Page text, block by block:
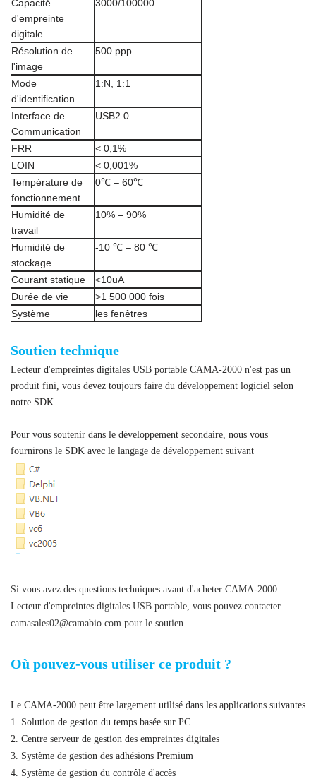
Capacité
d'empreinte
digitale
3000/100000
Résolution de
l'image
500 ppp
Mode
d'identification
1:N, 1:1
Interface de
Communication
USB2.0
FRR
< 0,1%
LOIN
< 0,001%
Température de
fonctionnement
0℃ – 60℃
Humidité de
travail
10% – 90%
Humidité de
stockage
-10 ℃ – 80 ℃
Courant statique
<10uA
Durée de vie
>1 500 000 fois
Système
les fenêtres
Soutien technique
Lecteur d'empreintes digitales USB portable CAMA-2000 n'est pas un
produit fini, vous devez toujours faire du développement logiciel selon
notre SDK.
Pour vous soutenir dans le développement secondaire, nous vous
fournirons le SDK avec le langage de développement suivant
Si vous avez des questions techniques avant d'acheter CAMA-2000
Lecteur d'empreintes digitales USB portable, vous pouvez contacter
camasales02@camabio.com pour le soutien.
Où pouvez-vous utiliser ce produit ?
Le CAMA-2000 peut être largement utilisé dans les applications suivantes
1. Solution de gestion du temps basée sur PC
2. Centre serveur de gestion des empreintes digitales
3. Système de gestion des adhésions Premium
4. Système de gestion du contrôle d'accès